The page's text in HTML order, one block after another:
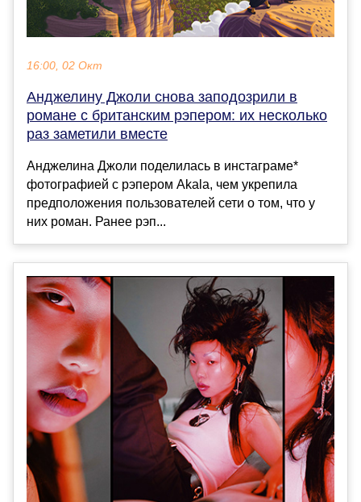
16:00, 02 Окт
Анджелину Джоли снова заподозрили в
романе с британским рэпером: их несколько
раз заметили вместе
Анджелина Джоли поделилась в инстаграме*
фотографией с рэпером Akala, чем укрепила
предположения пользователей сети о том, что у
них роман. Ранее рэп...